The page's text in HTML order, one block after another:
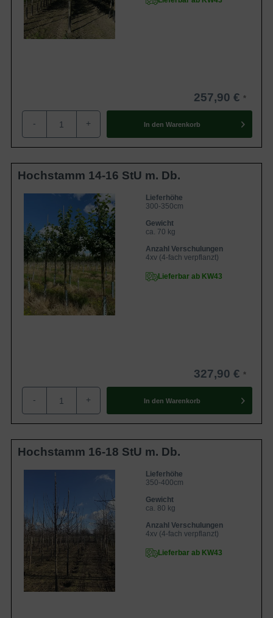
257,90 €
- + In den Warenkorb
Hochstamm 14-16 StU m. Db.
Lieferhöhe
300-350cm
Gewicht
ca. 70 kg
Anzahl Verschulungen
4xv (4-fach verpflanzt)
Lieferbar ab KW43
327,90 €
- + In den Warenkorb
Hochstamm 16-18 StU m. Db.
Lieferhöhe
350-400cm
Gewicht
ca. 80 kg
Anzahl Verschulungen
4xv (4-fach verpflanzt)
Lieferbar ab KW43